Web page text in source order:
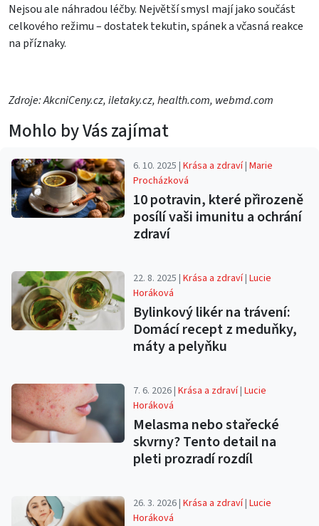
Nejsou ale náhradou léčby. Největší smysl mají jako součást
celkového režimu – dostatek tekutin, spánek a včasná reakce
na příznaky.
Zdroje: AkcniCeny.cz, iletaky.cz, health.com, webmd.com
Mohlo by Vás zajímat
6. 10. 2025 |Krása a zdraví|Marie
Procházková
10 potravin, které přirozeně
posílí vaši imunitu a ochrání
zdraví
22. 8. 2025 |Krása a zdraví|Lucie
Horáková
Bylinkový likér na trávení:
Domácí recept z meduňky,
máty a pelyňku
7. 6. 2026 |Krása a zdraví|Lucie
Horáková
Melasma nebo stařecké
skvrny? Tento detail na
pleti prozradí rozdíl
26. 3. 2026 |Krása a zdraví|Lucie
Horáková